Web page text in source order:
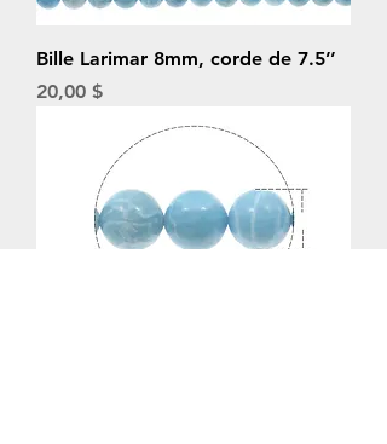
Bille Larimar 8mm, corde de 7.5’’
Prix
20,00 $